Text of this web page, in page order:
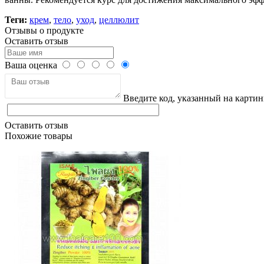
Теги: крем, тело, уход, целлюлит
Отзывы о продукте
Оставить отзыв
Ваша оценка
Введите код, указанный на
Оставить отзыв
Похожие товары